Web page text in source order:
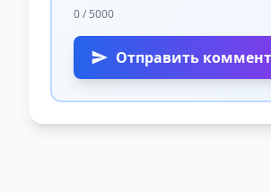
0 / 5000
Отправить